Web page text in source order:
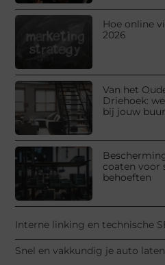
Hoe online
2026
Van het
Driehoek:
bij jouw
coaten voor
behoeften
Interne linking en technische
Snel en vakkundig je auto